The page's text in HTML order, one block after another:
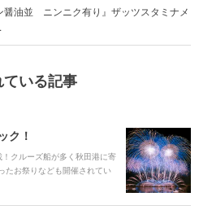
醤油並 ニンニク有り』ザッツスタミナメ
いる記事
ク！
クルーズ船が多く秋田港に寄
たお祭りなども開催されてい